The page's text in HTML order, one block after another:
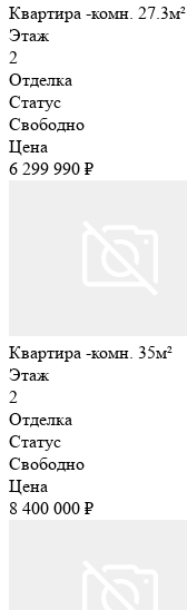
Квартира -комн. 27.3м²
Этаж
2
Отделка
Статус
Свободно
Цена
6 299 990 ₽
Квартира -комн. 35м²
Этаж
2
Отделка
Статус
Свободно
Цена
8 400 000 ₽